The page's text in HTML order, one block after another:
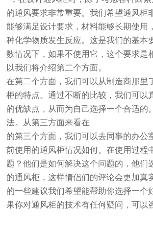
的通风要求非常重要。我们希望通风柜
能够满足设计要求，材料能够长期使用
种化学物质发生反应。这是我们的基本
数情况下，如果不使用它，这个要求是
以我们将介绍第二个方面。
在第二个方面，我们可以从制造商那里
柜的特点。通过不断的比较，我们可以
的优缺点，从而为自己选择一个合适的
法。从第三方面来看在
的第三个方面，我们可以去同事的办公
前使用的通风柜情况如何。在使用过程
题？他们是如何解决这个问题的，他们
的通风柜，这样情侣们的评论会更加真
的一些建议我们希望能帮助你选择一个
果你对通风柜的技术有任何疑问，可以